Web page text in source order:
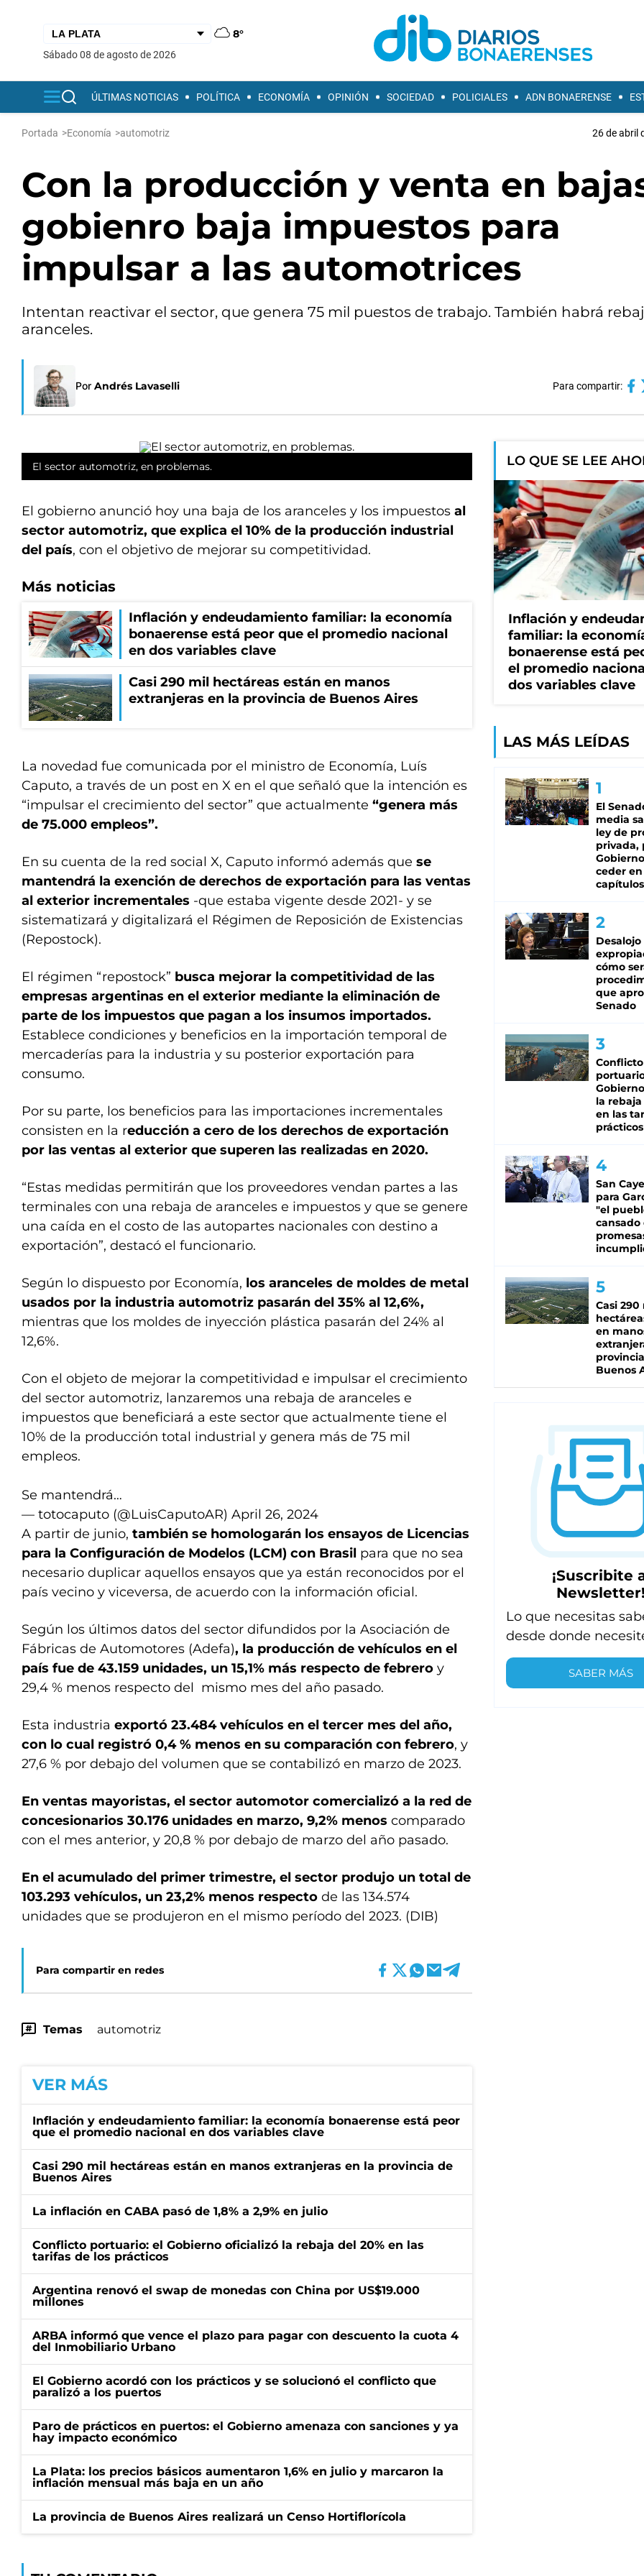
8°
sábado 08 de agosto de 2026
ÚLTIMAS NOTICIAS POLÍTICA ECONOMÍA OPINIÓN SOCIEDAD POLICIALES ADN BONAERENSE
Portada >Economía >automotriz 26 de abril
Con la producción y venta en
gobienro baja impuestos para
impulsar a las automotrices
Intentan reactivar el sector, que genera 75 mil puestos de trabajo. También habrá
aranceles.
Por Andrés Lavaselli Para compartir:
El sector automotriz, en problemas.
El gobierno anunció hoy una baja de los aranceles y los impuestos al
sector automotriz, que explica el 10% de la producción industrial
del país, con el objetivo de mejorar su competitividad.
Más noticias
Inflación y endeudamiento familiar: la economía
bonaerense está peor que el promedio nacional
en dos variables clave
Casi 290 mil hectáreas están en manos
extranjeras en la provincia de Buenos Aires
La novedad fue comunicada por el ministro de Economía, Luís
Caputo, a través de un post en X en el que señaló que la intención es
“impulsar el crecimiento del sector” que actualmente “genera más
de 75.000 empleos”.
En su cuenta de la red social X, Caputo informó además que se
mantendrá la exención de derechos de exportación para las ventas
al exterior incrementales -que estaba vigente desde 2021- y se
sistematizará y digitalizará el Régimen de Reposición de Existencias
(Repostock).
El régimen “repostock” busca mejorar la competitividad de las
empresas argentinas en el exterior mediante la eliminación de
parte de los impuestos que pagan a los insumos importados.
Establece condiciones y beneficios en la importación temporal de
mercaderías para la industria y su posterior exportación para
consumo.
Por su parte, los beneficios para las importaciones incrementales
consisten en la reducción a cero de los derechos de exportación
por las ventas al exterior que superen las realizadas en 2020.
“Estas medidas permitirán que los proveedores vendan partes a las
terminales con una rebaja de aranceles e impuestos y que se genere
una caída en el costo de las autopartes nacionales con destino a
exportación”, destacó el funcionario.
Según lo dispuesto por Economía, los aranceles de moldes de metal
usados por la industria automotriz pasarán del 35% al 12,6%,
mientras que los moldes de inyección plástica pasarán del 24% al
12,6%.
Con el objeto de mejorar la competitividad e impulsar el crecimiento
del sector automotriz, lanzaremos una rebaja de aranceles e
impuestos que beneficiará a este sector que actualmente tiene el
10% de la producción total industrial y genera más de 75 mil
empleos.
Se mantendrá…
— totocaputo (@LuisCaputoAR) April 26, 2024
A partir de junio, también se homologarán los ensayos de Licencias
para la Configuración de Modelos (LCM) con Brasil para que no sea
necesario duplicar aquellos ensayos que ya están reconocidos por el
país vecino y viceversa, de acuerdo con la información oficial.
Según los últimos datos del sector difundidos por la Asociación de
Fábricas de Automotores (Adefa), la producción de vehículos en el
país fue de 43.159 unidades, un 15,1% más respecto de febrero y
29,4 % menos respecto del mismo mes del año pasado.
Esta industria exportó 23.484 vehículos en el tercer mes del año,
con lo cual registró 0,4 % menos en su comparación con febrero, y
27,6 % por debajo del volumen que se contabilizó en marzo de 2023.
En ventas mayoristas, el sector automotor comercializó a la red de
concesionarios 30.176 unidades en marzo, 9,2% menos comparado
con el mes anterior, y 20,8 % por debajo de marzo del año pasado.
En el acumulado del primer trimestre, el sector produjo un total de
103.293 vehículos, un 23,2% menos respecto de las 134.574
unidades que se produjeron en el mismo período del 2023. (DIB)
Para compartir en redes
Temas automotriz
VER MÁS
Inflación y endeudamiento familiar: la economía bonaerense está peor
que el promedio nacional en dos variables clave
Casi 290 mil hectáreas están en manos extranjeras en la provincia de
Buenos Aires
La inflación en CABA pasó de 1,8% a 2,9% en julio
Conflicto portuario: el Gobierno oficializó la rebaja del 20% en las
tarifas de los prácticos
Argentina renovó el swap de monedas con China por US$19.000
millones
ARBA informó que vence el plazo para pagar con descuento la cuota 4
del Inmobiliario Urbano
El Gobierno acordó con los prácticos y se solucionó el conflicto que
paralizó a los puertos
Paro de prácticos en puertos: el Gobierno amenaza con sanciones y ya
hay impacto económico
La Plata: los precios básicos aumentaron 1,6% en julio y marcaron la
inflación mensual más baja en un año
La provincia de Buenos Aires realizará un Censo Hortiflorícola
LO QUE SE LEE
Inflación y
familiar: la
bonaerense está
el promedio
dos variables clave
LAS MÁS LEÍDAS
El
media
ley de
privada,
ceder
capítulos
cómo
que
Senado
Conflicto
la rebaja
en las
prácticos
San
para
"el
cansado
Casi 290
en
Buenos
¡Suscribite
Newsletter!
Lo que necesitas
desde donde
SABER MÁS